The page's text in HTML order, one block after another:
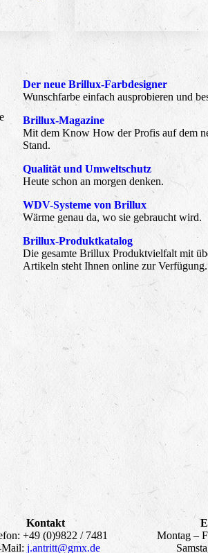
Der neue Brillux-Farbdesigner
Wunschfarbe einfach ausprobieren und
Brillux-Magazine
Mit dem Know How der Profis auf dem
Stand.
Qualität und Umweltschutz
Heute schon an morgen denken.
WDV-Systeme von Brillux
Wärme genau da, wo sie gebraucht wird.
Brillux-Produktkatalog
Die gesamte Brillux Produktvielfalt mit
Artikeln steht Ihnen online zur Verfügung.
Kontakt
+49 (0)9822 / 7481
Mail:j.antritt@gmx.de
Montag –